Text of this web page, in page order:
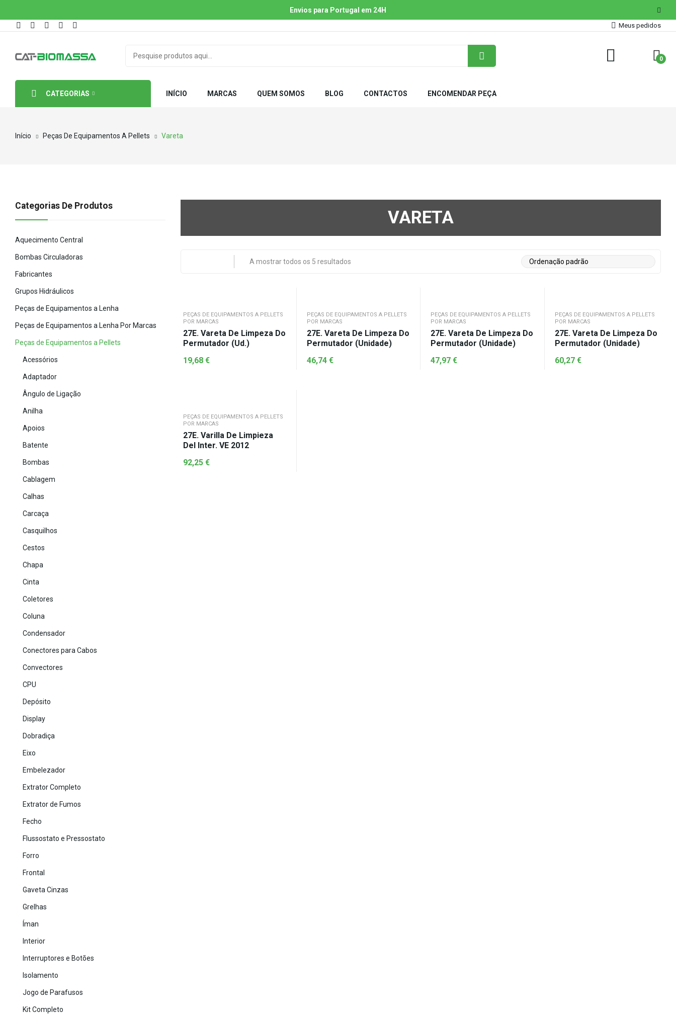
Envios para Portugal em 24H
Meus pedidos
0
CATEGORIAS INÍCIO MARCAS QUEM SOMOS BLOG CONTACTOS ENCOMENDAR PEÇA
Início Peças De Equipamentos A Pellets Vareta
VARETA
A mostrar todos os 5 resultados
PEÇAS DE EQUIPAMENTOS A PELLETS
POR MARCAS
27E. Vareta De Limpeza Do
Permutador (Ud.)
19,68 €
PEÇAS DE EQUIPAMENTOS A PELLETS
POR MARCAS
27E. Vareta De Limpeza Do
Permutador (unidade)
46,74 €
PEÇAS DE EQUIPAMENTOS A PELLETS
POR MARCAS
27E. Vareta De Limpeza Do
Permutador (unidade)
47,97€
PEÇAS DE EQUIPAMENTOS A PELLETS
POR MARCAS
27E. Vareta De Limpeza Do
Permutador (unidade)
60,27 €
PEÇAS DE EQUIPAMENTOS A PELLETS
POR MARCAS
27E. Varilla De Limpieza
Del Inter. VE 2012
92,25 €
Categorias De Produtos
Aquecimento Central
Bombas Circuladoras
Fabricantes
Grupos Hidráulicos
Peças de Equipamentos a Lenha
Peças de Equipamentos a Lenha Por Marcas
Peças de Equipamentos a Pellets
Acessórios
Adaptador
Ângulo de Ligação
Anilha
Apoios
Batente
Bombas
Cablagem
Calhas
Carcaça
Casquilhos
Cestos
Chapa
Cinta
Coletores
Coluna
Condensador
Conectores para Cabos
Convectores
CPU
Depósito
Display
Dobradiça
Eixo
Embelezador
Extrator Completo
Extrator de Fumos
Fecho
Flussostato e Pressostato
Forro
Frontal
Gaveta Cinzas
Grelhas
Íman
Interior
Interruptores e Botões
Isolamento
Jogo de Parafusos
Kit Completo